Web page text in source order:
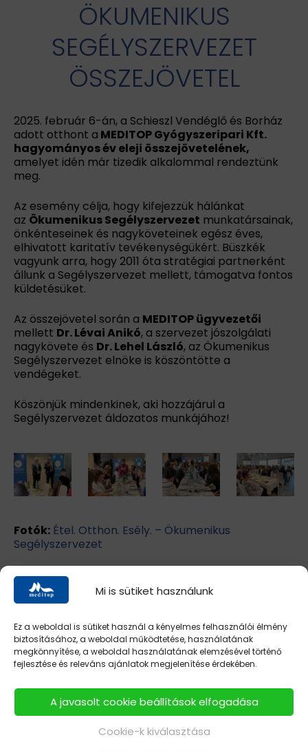
Mi is sütiket használunk
Ez a weboldal is sütiket használ a kényelmes felhasználói élmény
biztosításához, a weboldal működtetése, használatának
megkönnyítése, a weboldal használatának elemzésével történő
fejlesztése és releváns ajánlatok megjelenítése érdekében.
A javasolt cookie beállítások elfogadása
Cookie-k kiválasztása
ÖKUMENIKUS
SEGÉLYSZERVEZET
ÖSSZEJÖVETEL
2025. február 6-án, a Schieszl Vendéglő és Borház
adott otthont a MEDITOP Gyógyszeripari Kft.
hagyományos év eleji összejövetelének,
amelyet idén már tizedik alkalommal rendeztünk
meg.
Az esemény célja, hogy kifejezzük hálánkat
az Ökumenikus Segélyszervezet munkatársainak,
önkénteseinek és nagyköveteinek egész éves,
elhivatott karitatív tevékenységükért. Büszkék
vagyunk arra, hogy 2011 óta stratégiai partnerként
állunk a Segélyszervezet mellett, támogatva fontos
küldetésüket.
Az összejövetel során a MEDITOP ügyvezetői
mellett Dr. Lévai Anikó, a szervezet jószolgálati
nagykövete és Dr. Lehel László, az Ökumenikus
Segélyszervezet elnöke is köszöntötte a
vendégeket.
Köszönjük mindenkinek, aki hozzájárul a
Segélyszervezet áldozatos munkájához!
Fotók: Étel. Otthon. Esély. – Ökumenikus
Segélyszervezet
További híreink >>>
hyperol.hu intestal.hu memorilmite.hu
nodoryl.hu nodorylcomplex.huspaverin.hu